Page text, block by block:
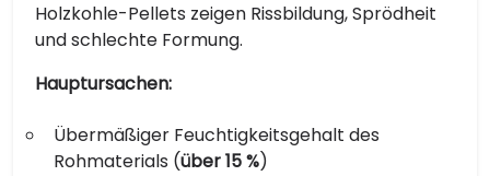
Holzkohle-Pellets zeigen Rissbildung, Sprödheit
und schlechte Formung.
Hauptursachen:
Übermäßiger Feuchtigkeitsgehalt des
Rohmaterials (über 15 %)